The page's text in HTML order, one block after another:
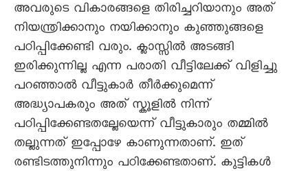
അവരുടെ വികാരങ്ങളെ തിരിച്ചറിയാനും അത്
നിയന്ത്രിക്കാനും നയിക്കാനും കുഞ്ഞുങ്ങളെ
പഠിപ്പിക്കേണ്ടി വരും. ക്ലാസ്സിൽ അടങ്ങി
ഇരിക്കുന്നില്ല എന്ന പരാതി വീട്ടിലേക്ക് വിളിച്ചു
പറഞ്ഞാൽ വീട്ടുകാർ തീർക്കുമെന്ന്
അദ്ധ്യാപകരും അത് സ്കൂളിൽ നിന്ന്
പഠിപ്പിക്കേണ്ടതല്ലേയെന്ന് വീട്ടുകാരും തമ്മിൽ
തല്ലുന്നത് ഇപ്പോഴേ കാണുന്നതാണ്. ഇത്
രണ്ടിടത്തുനിന്നും പഠിക്കേണ്ടതാണ്. കുട്ടികൾ